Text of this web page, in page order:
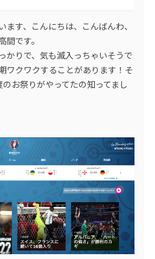
ます、こんにちは、こんばんわ、
です。
かりで、気も滅入っちゃいそうで
ワクワクすることがあります！そ
お祭りがやってたの知ってまし